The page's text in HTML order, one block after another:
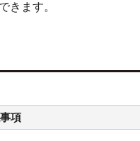
きます。
項